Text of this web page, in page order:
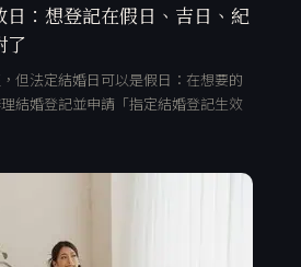
：想登記在假日、吉日、紀
了
但法定結婚日可以是假日：在想要的
結婚登記並申請「指定結婚登記生效